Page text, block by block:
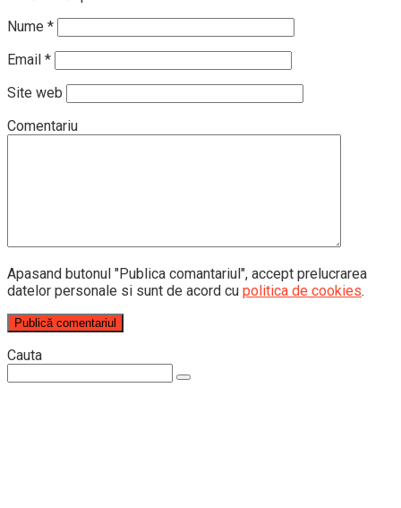
Nume *
Email *
Site web
Comentariu
Apasand butonul "Publica comantariul", accept prelucrarea
datelor personale si sunt de acord cu politica de cookies.
Cauta